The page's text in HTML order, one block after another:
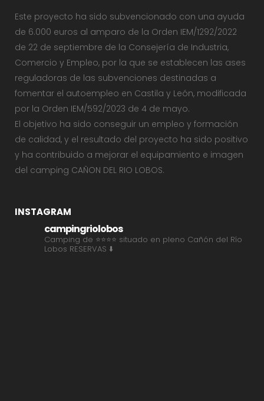
Este proyecto ha sido subvencionado con una ayuda
de 6.000 euros al amparo de la Orden IEM/1292/2022
de 22 de septiembre de la Consejería de Industria,
Comercio y Empleo, por la que se establecen las ases
reguladoras de las subvenciones destinadas a
fomentar el autoempleo en Castila y León, modificada
por la Orden IEM/592/2023 de 4 de mayo.
El objetivo ha sido conseguir un empleo y formación
de calidad, y el resultado del proyecto ha sido positivo
y ha contribuido a mejorar el equipamiento e imagen
del camping CAÑON DEL RIO LOBOS.
INSTAGRAM
campingriolobos
Camping de ⭐⭐⭐⭐ situado en pleno Cañón del Río
Lobos RESERVAS ⬇️